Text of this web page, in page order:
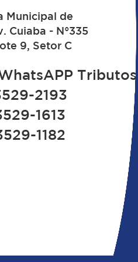
Municipal de
Cuiaba - N°335
9, Setor C
Tributos
2193
1613
1182